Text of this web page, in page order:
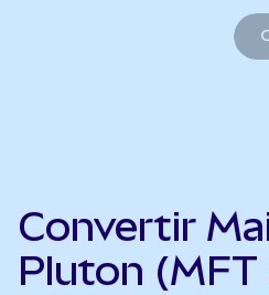
Convertir
Pluton (MFT